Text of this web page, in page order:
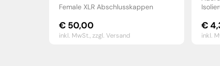
Female XLR Abschlusskappen
€50,00
inkl. MwSt.,zzgl. Versand
€
inkl.